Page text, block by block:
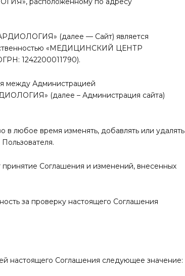
(далее — Сайт) является
«МЕДИЦИНСКИЙ ЦЕНТР
1242200011790).
между Администрацией
(далее – Администрация сайта)
в любое время изменять, добавлять или удалять
принятие Соглашения и изменений, внесенных
за проверку настоящего Соглашения
настоящего Соглашения следующее значение: